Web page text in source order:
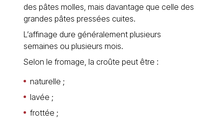
des pâtes molles, mais davantage que celle des
grandes pâtes pressées cuites.
L’affinage dure généralement plusieurs
semaines ou plusieurs mois.
Selon le fromage, la croûte peut être :
naturelle ;
lavée ;
frottée ;